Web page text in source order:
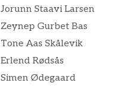
Jorunn Staavi Larsen
Zeynep Gurbet Bas
Tone Aas Skålevik
Erlend Rødsås
Simen Ødegaard